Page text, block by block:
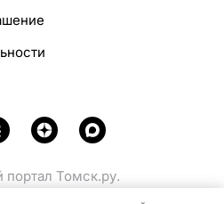
портал Томск.ру.